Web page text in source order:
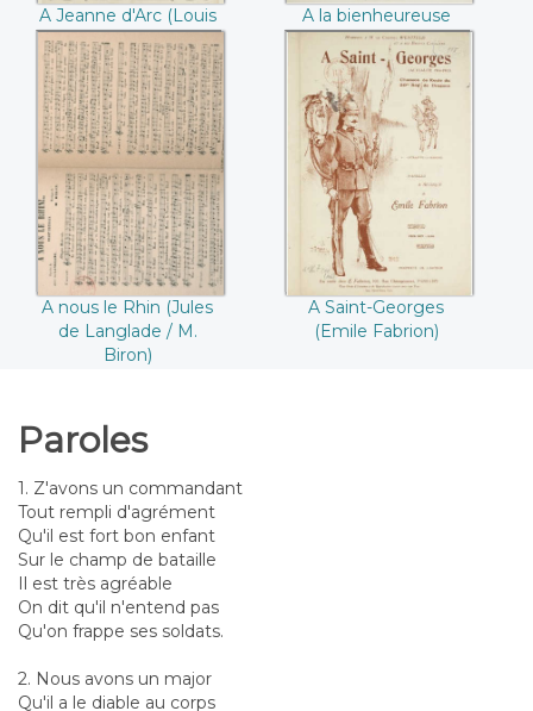
A Jeanne d'Arc (Louis
Rostand / Auguste
Alary)
A la bienheureuse
Jeanne d'Arc (E.
Picard)
A nous le Rhin
(Jules de Langlade
/ M. Biron)
A nous le Rhin (Jules
de Langlade / M.
Biron)
A Saint-Georges
(Emile Fabrion)
A Saint-Georges
(Emile Fabrion)
Paroles
1. Z'avons un commandant
Tout rempli d'agrément
Qu'il est fort bon enfant
Sur le champ de bataille
Il est très agréable
On dit qu'il n'entend pas
Qu'on frappe ses soldats.
2. Nous avons un major
Qu'il a le diable au corps